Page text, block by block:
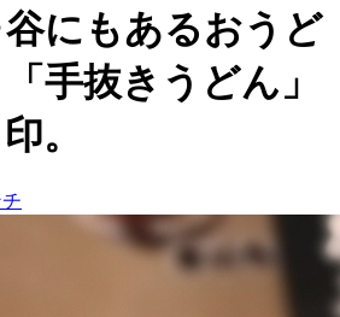
にもあるおうど
手抜きうどん」
。